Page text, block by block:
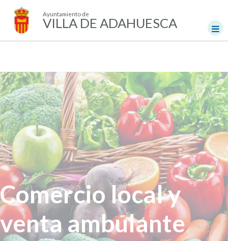
Ayuntamiento de
VILLA DE ADAHUESCA
Comercio local y
venta ambulante